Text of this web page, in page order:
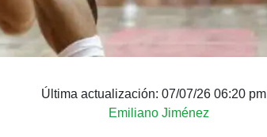
Última actualización: 07/07/26 06:20 pm
Emiliano Jiménez